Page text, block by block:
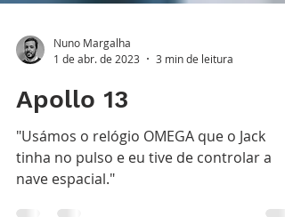
Nuno Margalha
1 de abr. de 2023
Apollo 13
"Usámos o relógio OMEGA que o Jack
tinha no pulso e eu tive de controlar a